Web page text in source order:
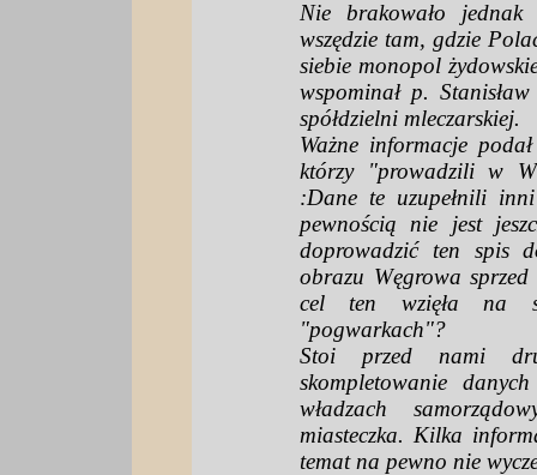
Nie brakowało
wszędzie tam, gdzie
siebie monopol
wspominał p.
spółdzielni mleczarskiej.
Ważne informacje
którzy "prowadzili w
:Dane te uzupełnili
pewnością nie jest
doprowadzić ten spis
obrazu Węgrowa
cel ten wzięła na
"pogwarkach"?
Stoi przed nami
skompletowanie
władzach
miasteczka. Kilka
temat na pewno nie